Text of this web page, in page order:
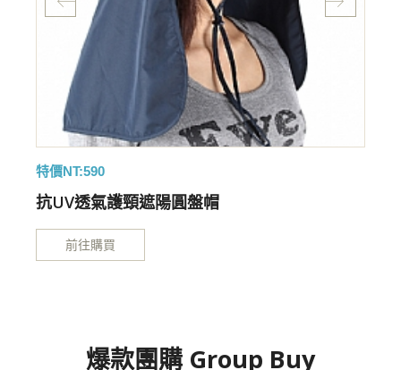
特價NT:590
抗UV透氣護頸遮陽圓盤帽
前往購買
爆款團購 Group Buy